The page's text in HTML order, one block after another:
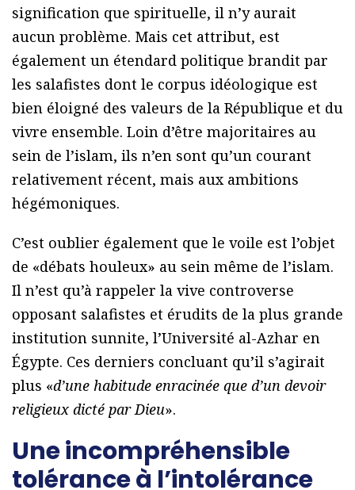
signification que spirituelle, il n’y aurait
aucun problème. Mais cet attribut, est
également un étendard politique brandit par
les salafistes dont le corpus idéologique est
bien éloigné des valeurs de la République et du
vivre ensemble. Loin d’être majoritaires au
sein de l’islam, ils n’en sont qu’un courant
relativement récent, mais aux ambitions
hégémoniques.
C’est oublier également que le voile est l’objet
de «débats houleux» au sein même de l’islam.
Il n’est qu’à rappeler la vive controverse
opposant salafistes et érudits de la plus grande
institution sunnite, l’Université al-Azhar en
Égypte. Ces derniers concluant qu’il s’agirait
plus «d’une habitude enracinée que d’un devoir
religieux dicté par Dieu».
Une incompréhensible
tolérance à l’intolérance